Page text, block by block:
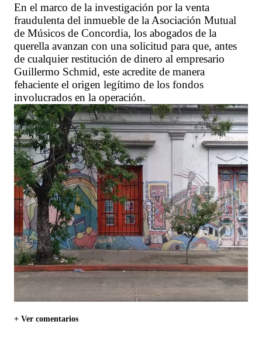
En el marco de la investigación por la venta
fraudulenta del inmueble de la Asociación Mutual
de Músicos de Concordia, los abogados de la
querella avanzan con una solicitud para que, antes
de cualquier restitución de dinero al empresario
Guillermo Schmid, este acredite de manera
fehaciente el origen legítimo de los fondos
involucrados en la operación.
+ Ver comentarios